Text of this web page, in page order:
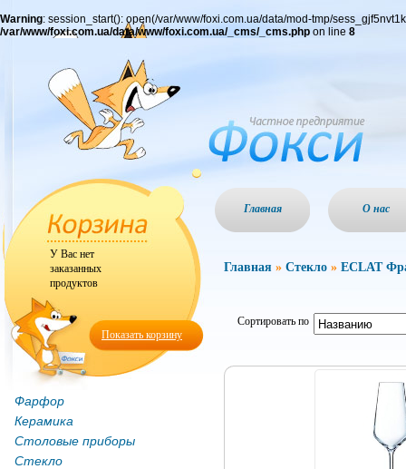
Warning: session_start(): open(/var/www/foxi.com.ua/data/mod-tmp/
/var/www/foxi.com.ua/data/www/foxi.com.ua/_cms/_cms.php on line 8
Показать корзину
У Вас нет
заказанных
продуктов
Фарфор
Керамика
Столовые приборы
Стекло
Главная О нас
Главная » Стекло » ECLAT
Сортировать по